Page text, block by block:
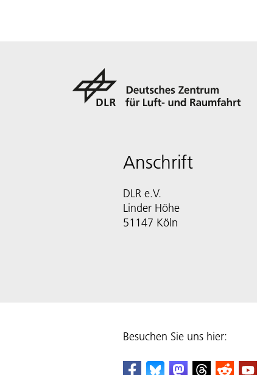
Anschrift
DLR e.V.
Linder Höhe
51147 Köln
Besuchen Sie uns hier: